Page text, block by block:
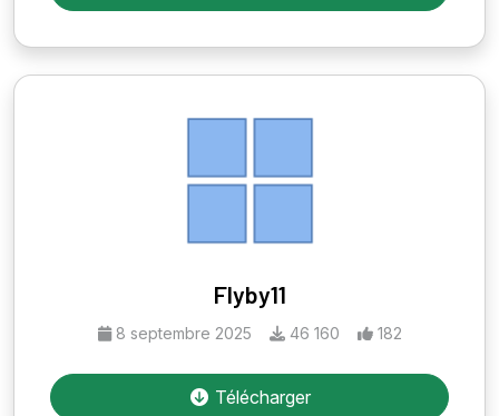
Flyby11
8 septembre 2025 46 160 182
Télécharger